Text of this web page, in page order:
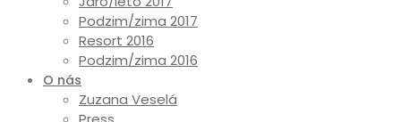
Podzim/zima 2017
Resort 2016
Podzim/zima 2016
O nás
Zuzana Veselá